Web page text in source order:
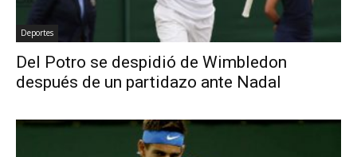
Deportes
Del Potro se despidió de Wimbledon
después de un partidazo ante Nadal